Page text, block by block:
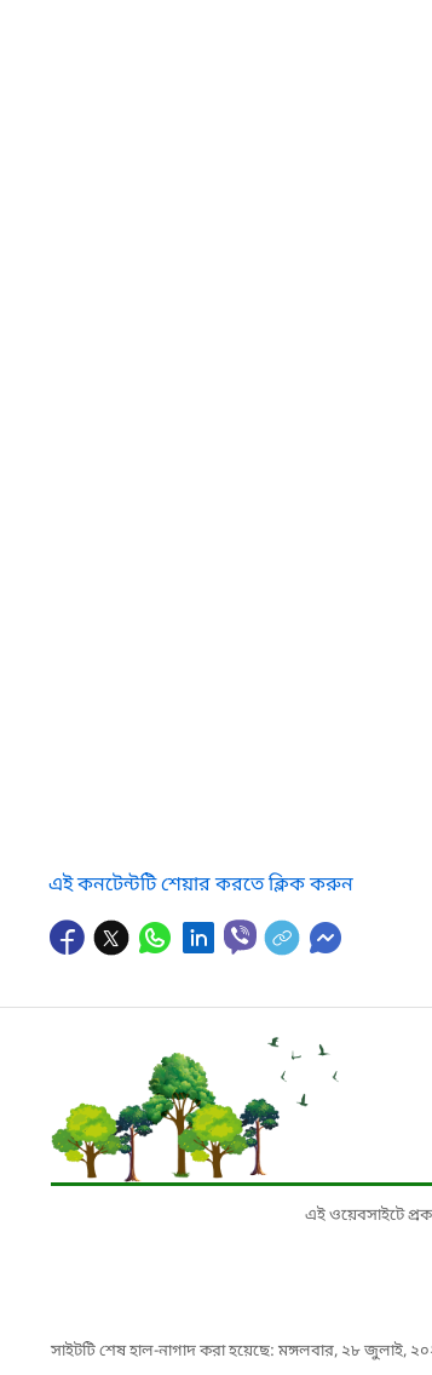
এই কনটেন্টটি শেয়ার করতে ক্লিক করুন
এই ওয়েবসাইটে
সাইটটি শেষ হাল-নাগাদ করা হয়েছে: মঙ্গলবার, ২৮ জুলাই,